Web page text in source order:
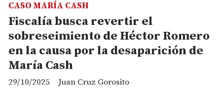
Fiscalía busca revertir el
sobreseimiento de Héctor Romero
en la causa por la desaparición de
María Cash
Juan Cruz Gorosito
CASO MARÍA CASH
29/10/2025